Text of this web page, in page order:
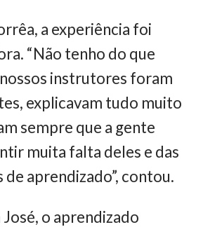
a experiência foi
“Não tenho do que
instrutores foram
explicavam tudo muito
sempre que a gente
muita falta deles e das
de aprendizado”, contou.
o aprendizado